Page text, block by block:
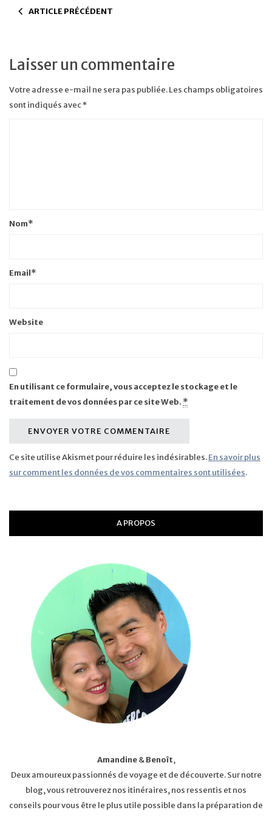
ARTICLE PRÉCÉDENT
Laisser un commentaire
Votre adresse e-mail ne sera pas publiée.Les champs obligatoires
sont indiqués avec*
Nom*
Email*
Website
En utilisant ce formulaire, vous acceptez le stockage et le
traitement de vos données par ce site Web. *
Ce site utilise Akismet pour réduire les indésirables.En savoir plus
sur comment les données de vos commentaires sont utilisées.
A PROPOS
Amandine&Benoît,
Deux amoureux passionnés de voyage et de découverte. Sur notre
blog, vous retrouverez nos itinéraires, nos ressentis et nos
conseils pour vous être le plus utile possible dans la préparation de